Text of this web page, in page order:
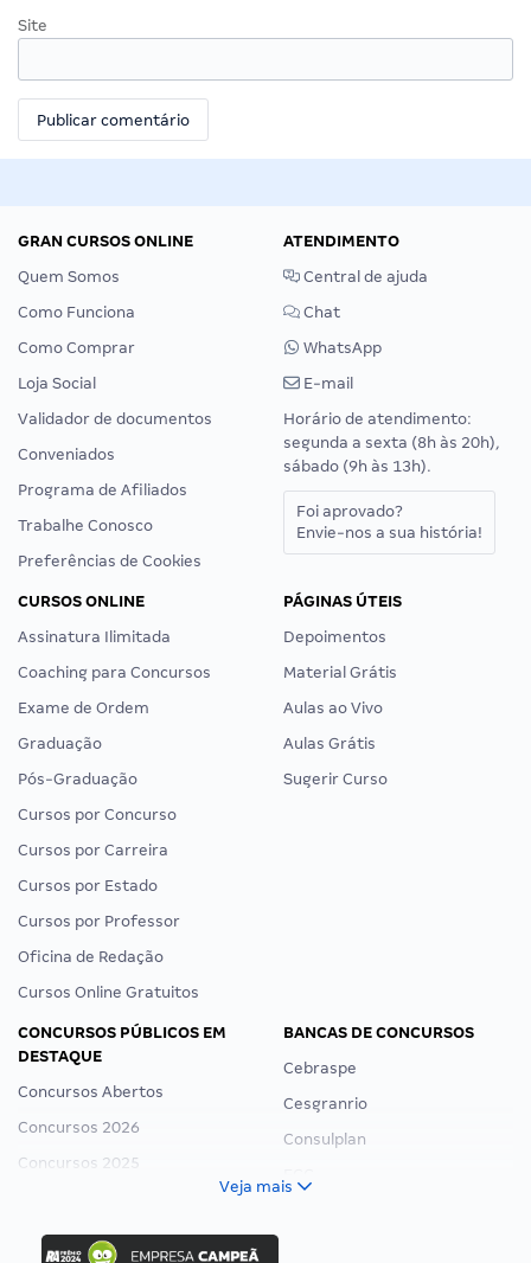
Site
GRAN CURSOS ONLINE
Quem Somos
Como Funciona
Como Comprar
Loja Social
Validador de documentos
Conveniados
Programa de Afiliados
Trabalhe Conosco
Preferências de Cookies
ATENDIMENTO
Central de ajuda
Chat
WhatsApp
E-mail
Horário de atendimento:
segunda a sexta (8h às 20h),
sábado (9h às 13h).
Foi aprovado?
Envie-nos a sua história!
CURSOS ONLINE
Assinatura Ilimitada
Coaching para Concursos
Exame de Ordem
Graduação
Pós-Graduação
Cursos por Concurso
Cursos por Carreira
Cursos por Estado
Cursos por Professor
Oficina de Redação
Cursos Online Gratuitos
PÁGINAS ÚTEIS
Depoimentos
Material Grátis
Aulas ao Vivo
Aulas Grátis
Sugerir Curso
CONCURSOS PÚBLICOS EM
DESTAQUE
Concursos Abertos
Concursos 2026
Concursos 2025
Concurso Ibama
BANCAS DE CONCURSOS
Cebraspe
Cesgranrio
Consulplan
Veja mais